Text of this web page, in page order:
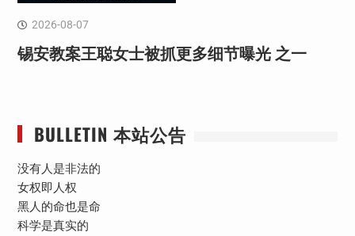
2026-08-07
锡安教案王聪女士被抓更多细节曝光 之一
BULLETIN 本站公告
没有人是非法的
女权即人权
黑人的命也是命
科学是真实的